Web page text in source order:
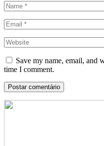
Save my name, email, and
time I comment.